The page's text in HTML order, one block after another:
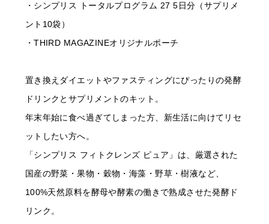
・シンプリス トータルプログラム 27 5日分（サプリメ
ント10袋）
・THIRD MAGAZINEオリジナルポーチ
置き換えダイエットやファスティングにぴったりの発酵
ドリンクとサプリメントのキット。
年末年始に食べ過ぎてしまった方、新生活に向けてリセ
ットしたい方へ。
「シンプリス フィトクレンズ ピュア」は、厳選された
国産の野菜・果物・穀物・海藻・野草・樹液など、
100%天然原料を酵母や酵素の働きで熟成させた発酵ド
リンク。